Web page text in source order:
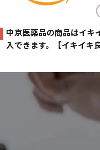
中京医薬品の商品はイ
入できます。【イキイキ